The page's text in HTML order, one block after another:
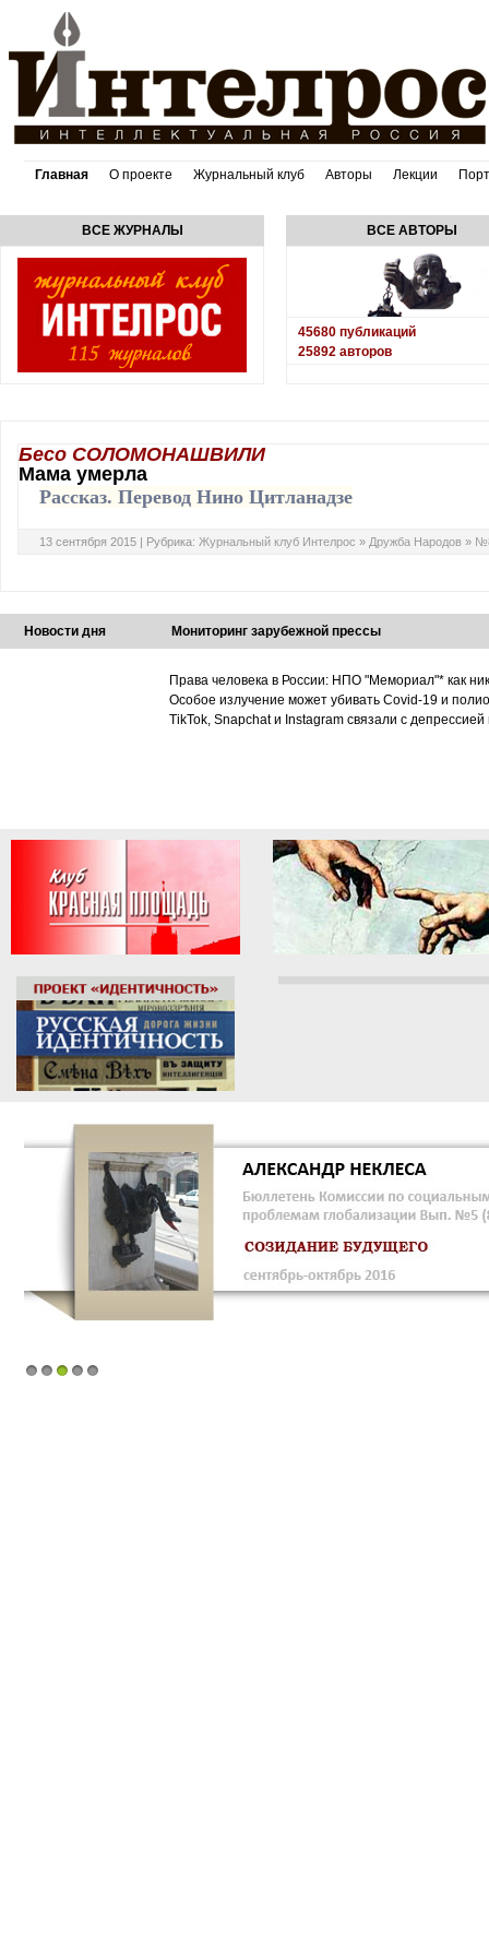
Главная О проекте Журнальный клуб Авторы Лекции
ВСЕ ЖУРНАЛЫ ВСЕ АВТОРЫ
45680 публикаций
25892 авторов
Бесо СОЛОМОНАШВИЛИ
Мама умерла
Рассказ. Перевод Нино Цитланадзе
13 сентября 2015 | Рубрика: Журнальный клуб Интелрос » Дружба Народов »
Новости дня Мониторинг зарубежной прессы
Права человека в России: НПО "Мемориал"* как
Особое излучение может убивать Covid-19 и
TikTok, Snapchat и Instagram связали с